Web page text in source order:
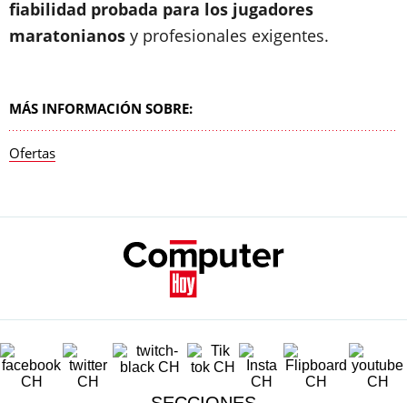
fiabilidad probada para los jugadores
maratonianos y profesionales exigentes.
MÁS INFORMACIÓN SOBRE:
Ofertas